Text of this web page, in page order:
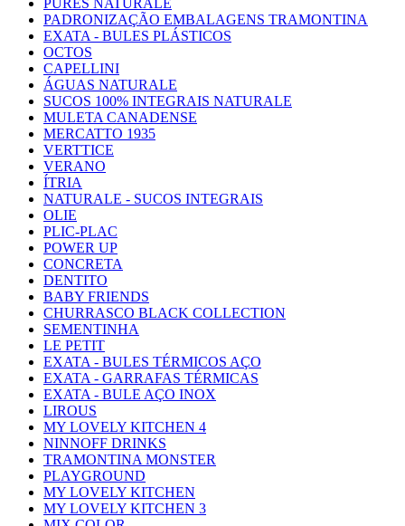
PURÊS NATURALE
PADRONIZAÇÃO EMBALAGENS TRAMONTINA
EXATA - BULES PLÁSTICOS
OCTOS
CAPELLINI
ÁGUAS NATURALE
SUCOS 100% INTEGRAIS NATURALE
MULETA CANADENSE
MERCATTO 1935
VERTTICE
VERANO
ÍTRIA
NATURALE - SUCOS INTEGRAIS
OLIE
PLIC-PLAC
POWER UP
CONCRETA
DENTITO
BABY FRIENDS
CHURRASCO BLACK COLLECTION
SEMENTINHA
LE PETIT
EXATA - BULES TÉRMICOS AÇO
EXATA - GARRAFAS TÉRMICAS
EXATA - BULE AÇO INOX
LIROUS
MY LOVELY KITCHEN 4
NINNOFF DRINKS
TRAMONTINA MONSTER
PLAYGROUND
MY LOVELY KITCHEN
MY LOVELY KITCHEN 3